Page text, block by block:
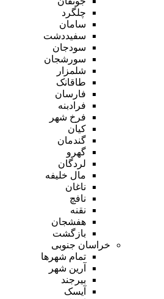
چلگرد
سامان
سفیددشت
سودجان
سورشجان
شلمزار
طاقانک
فارسان
فرادبنه
فرخ شهر
کیان
گندمان
گهرو
لردگان
مال خلیفه
ناغان
نافچ
نقنه
هفشجان
بازگشت
خراسان جنوبی
تمام شهر‌ها
آرین شهر
بیرجند
آیسک